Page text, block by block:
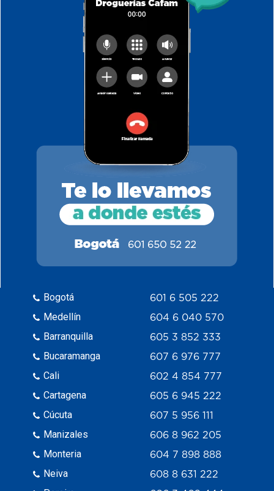
Bogotá
Medellín
Barranquilla
Bucaramanga
Cali
Cartagena
Cúcuta
Manizales
Monteria
Neiva
601 6 505 222
604 6 040 570
605 3 852 333
607 6 976 777
602 4 854 777
605 6 945 222
607 5 956 111
606 8 962 205
604 7 898 888
608 8 631 222